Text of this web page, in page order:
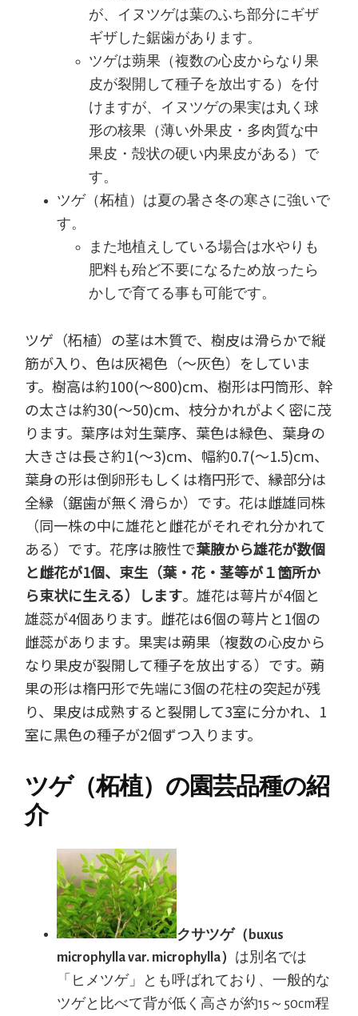
が、イヌツゲは葉のふち部分にギザ
ギザした鋸歯があります。
ツゲは蒴果（複数の心皮からなり果
皮が裂開して種子を放出する）を付
けますが、イヌツゲの果実は丸く球
形の核果（薄い外果皮・多肉質な中
果皮・殻状の硬い内果皮がある）で
す。
ツゲ（柘植）は夏の暑さ冬の寒さに強いで
す。
また地植えしている場合は水やりも
肥料も殆ど不要になるため放ったら
かしで育てる事も可能です。
ツゲ（柘植）の茎は木質で、樹皮は滑らかで縦
筋が入り、色は灰褐色（～灰色）をしていま
す。樹高は約100(～800)cm、樹形は円筒形、幹
の太さは約30(～50)cm、枝分かれがよく密に茂
ります。葉序は対生葉序、葉色は緑色、葉身の
大きさは長さ約1(～3)cm、幅約0.7(～1.5)cm、
葉身の形は倒卵形もしくは楕円形で、縁部分は
全縁（鋸歯が無く滑らか）です。花は雌雄同株
（同一株の中に雄花と雌花がそれぞれ分かれて
ある）です。花序は腋性で葉腋から雄花が数個
と雌花が1個、束生（葉・花・茎等が１箇所か
ら束状に生える）します。雄花は萼片が4個と
雄蕊が4個あります。雌花は6個の萼片と1個の
雌蕊があります。果実は蒴果（複数の心皮から
なり果皮が裂開して種子を放出する）です。蒴
果の形は楕円形で先端に3個の花柱の突起が残
り、果皮は成熟すると裂開して3室に分かれ、1
室に黒色の種子が2個ずつ入ります。
ツゲ（柘植）の園芸品種の紹
介
クサツゲ（buxus
microphylla var. microphylla） は別名では
「ヒメツゲ」とも呼ばれており、一般的な
ツゲと比べて背が低く高さが約15～50cm程